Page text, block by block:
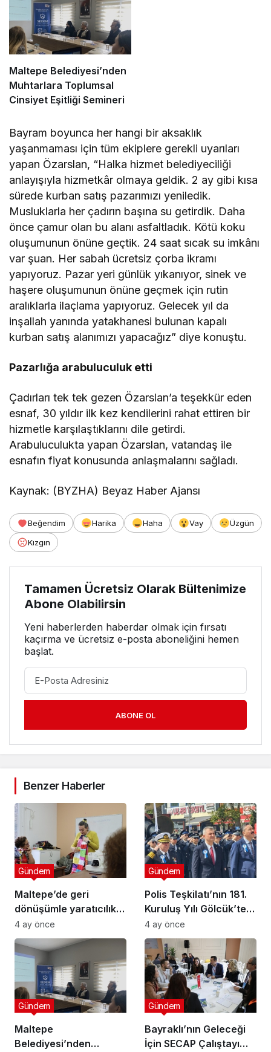
Maltepe Belediyesi’nden
Muhtarlara Toplumsal
Cinsiyet Eşitliği Semineri
Bayram boyunca her hangi bir aksaklık
yaşanmaması için tüm ekiplere gerekli uyarıları
yapan Özarslan, “Halka hizmet belediyeciliği
anlayışıyla hizmetkâr olmaya geldik. 2 ay gibi kısa
sürede kurban satış pazarımızı yeniledik.
Musluklarla her çadırın başına su getirdik. Daha
önce çamur olan bu alanı asfaltladık. Kötü koku
oluşumunun önüne geçtik. 24 saat sıcak su imkânı
var şuan. Her sabah ücretsiz çorba ikramı
yapıyoruz. Pazar yeri günlük yıkanıyor, sinek ve
haşere oluşumunun önüne geçmek için rutin
aralıklarla ilaçlama yapıyoruz. Gelecek yıl da
inşallah yanında yatakhanesi bulunan kapalı
kurban satış alanımızı yapacağız” diye konuştu.
Pazarlığa arabuluculuk etti
Çadırları tek tek gezen Özarslan’a teşekkür eden
esnaf, 30 yıldır ilk kez kendilerini rahat ettiren bir
hizmetle karşılaştıklarını dile getirdi.
Arabuluculukta yapan Özarslan, vatandaş ile
esnafın fiyat konusunda anlaşmalarını sağladı.
Kaynak: (BYZHA) Beyaz Haber Ajansı
Beğendim Harika Haha Vay
Üzgün
Kızgın
Tamamen Ücretsiz Olarak Bültenimize
Abone Olabilirsin
Yeni haberlerden haberdar olmak için fırsatı
kaçırma ve ücretsiz e-posta aboneliğini hemen
başlat.
ABONE OL
Benzer Haberler
Maltepe’de geri
dönüşümle yaratıcılık
buluştu
Gündem
4 ay önce
Polis Teşkilatı’nın 181.
Kuruluş Yılı Gölcük’te
Törenle Kutlandı
Gündem
4 ay önce
Maltepe
Belediyesi’nden
Gündem
Bayraklı’nın Geleceği
İçin SECAP Çalıştayı
Gündem